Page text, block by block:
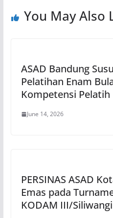
You May Also
ASAD Bandung
Pelatihan Enam
Kompetensi Pelatih
June 14, 2026
PERSINAS ASAD
Emas pada
KODAM III/Siliwangi